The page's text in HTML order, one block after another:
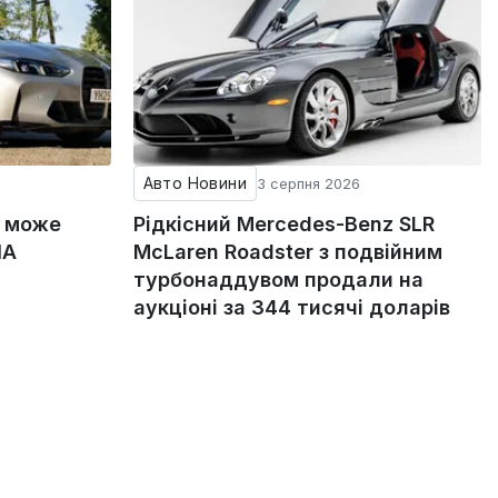
може
Авто Новини 3 серпня 2026
Рідкісний Mercedes-Benz SLR
McLaren Roadster з подвійним
турбонаддувом продали на
аукціоні за 344 тисячі доларів